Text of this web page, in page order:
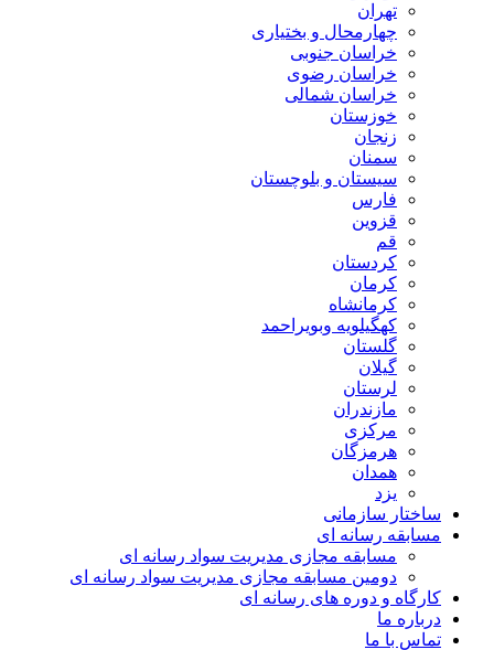
تهران
چهارمحال و بختیاری
خراسان جنوبی
خراسان رضوی
خراسان شمالی
خوزستان
زنجان
سمنان
سیستان و بلوچستان
فارس
قزوین
قم
کردستان
کرمان
کرمانشاه
کهگیلویه وبویراحمد
گلستان
گیلان
لرستان
مازندران
مرکزی
هرمزگان
همدان
یزد
ساختار سازمانی
مسابقه رسانه ای
مسابقه مجازی مدیریت سواد رسانه ای
دومین مسابقه مجازی مدیریت سواد رسانه ای
کارگاه و دوره های رسانه ای
درباره ما
تماس با ما